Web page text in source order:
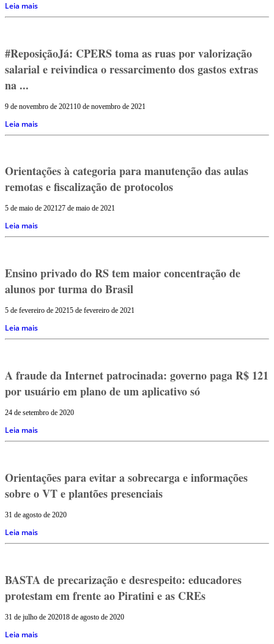
Leia mais
#ReposiçãoJá: CPERS toma as ruas por valorização
salarial e reivindica o ressarcimento dos gastos extras
na ...
9 de novembro de 2021 10 de novembro de 2021
Leia mais
Orientações à categoria para manutenção das aulas
remotas e fiscalização de protocolos
5 de maio de 202127 de maio de 2021
Leia mais
Ensino privado do RS tem maior concentração de
alunos por turma do Brasil
5 de fevereiro de 20215 de fevereiro de 2021
Leia mais
A fraude da Internet patrocinada: governo paga R$ 121
por usuário em plano de um aplicativo só
24 de setembro de 2020
Leia mais
Orientações para evitar a sobrecarga e informações
sobre o VT e plantões presenciais
31 de agosto de 2020
Leia mais
BASTA de precarização e desrespeito: educadores
protestam em frente ao Piratini e as CREs
31 de julho de 202018 de agosto de 2020
Leia mais